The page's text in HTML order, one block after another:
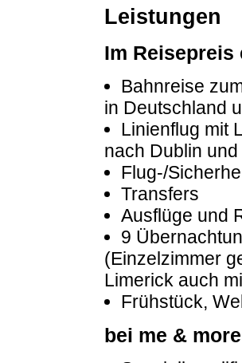
Leistungen
Im Reisepreis
Bahnreise
in Deutschland
Linienflug mit
nach Dublin
Flug-/
Transfers
Ausflüge und
9
(Einzelzimmer
Limerick auch
Frühstück,
bei me &